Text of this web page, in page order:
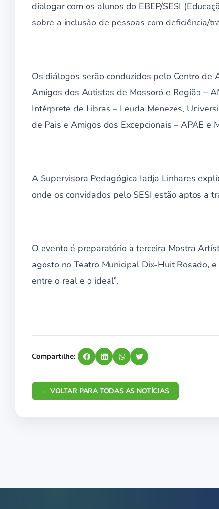
dialogar com os alunos do EBEP/SESI
sobre a inclusão de pessoas com deficiência/
Os diálogos serão conduzidos pelo Centro de
Amigos dos Autistas de Mossoró e Região –
Intérprete de Libras – Leuda Menezes,
de Pais e Amigos dos Excepcionais – APAE e
A Supervisora Pedagógica Iadja Linhares
onde os convidados pelo SESI estão aptos a
O evento é preparatório à terceira Mostra
agosto no Teatro Municipal Dix-Huit Rosado,
entre o real e o ideal”.
Compartilhe:
← VOLTAR PARA TODAS AS NOTÍCIAS